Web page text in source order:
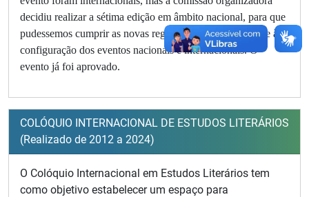
decidiu realizar a sétima edição em âmbito nacional, para que
pudessemos cumprir as novas regras do PAEP, no tocante à
configuração dos eventos nacionais e internacionais. O
evento já foi aprovado.
COLÓQUIO INTERNACIONAL DE ESTUDOS LITERÁRIOS
(Realizado de 2012 a 2024)
O Colóquio Internacional em Estudos Literários tem
como objetivo estabelecer um espaço para